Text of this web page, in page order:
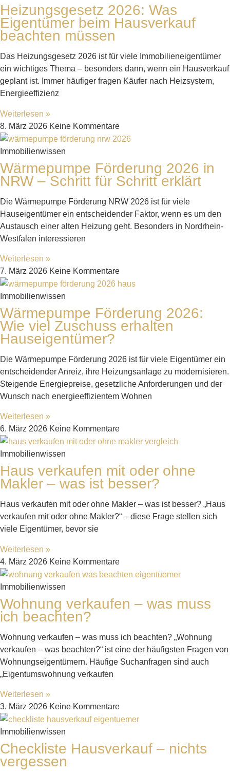
Heizungsgesetz 2026: Was
Eigentümer beim Hausverkauf
beachten müssen
Das Heizungsgesetz 2026 ist für viele Immobilieneigentümer
ein wichtiges Thema – besonders dann, wenn ein Hausverkauf
geplant ist. Immer häufiger fragen Käufer nach Heizsystem,
Energieeffizienz
Weiterlesen »
8. März 2026 Keine Kommentare
Immobilienwissen
Wärmepumpe Förderung 2026 in
NRW – Schritt für Schritt erklärt
Die Wärmepumpe Förderung NRW 2026 ist für viele
Hauseigentümer ein entscheidender Faktor, wenn es um den
Austausch einer alten Heizung geht. Besonders in Nordrhein-
Westfalen interessieren
Weiterlesen »
7. März 2026 Keine Kommentare
Immobilienwissen
Wärmepumpe Förderung 2026:
Wie viel Zuschuss erhalten
Hauseigentümer?
Die Wärmepumpe Förderung 2026 ist für viele Eigentümer ein
entscheidender Anreiz, ihre Heizungsanlage zu modernisieren.
Steigende Energiepreise, gesetzliche Anforderungen und der
Wunsch nach energieeffizientem Wohnen
Weiterlesen »
6. März 2026 Keine Kommentare
Immobilienwissen
Haus verkaufen mit oder ohne
Makler – was ist besser?
Haus verkaufen mit oder ohne Makler – was ist besser? „Haus
verkaufen mit oder ohne Makler?“ – diese Frage stellen sich
viele Eigentümer, bevor sie
Weiterlesen »
4. März 2026 Keine Kommentare
Immobilienwissen
Wohnung verkaufen – was muss
ich beachten?
Wohnung verkaufen – was muss ich beachten? „Wohnung
verkaufen – was beachten?“ ist eine der häufigsten Fragen von
Wohnungseigentümern. Häufige Suchanfragen sind auch
„Eigentumswohnung verkaufen
Weiterlesen »
3. März 2026 Keine Kommentare
Immobilienwissen
Checkliste Hausverkauf – nichts
vergessen